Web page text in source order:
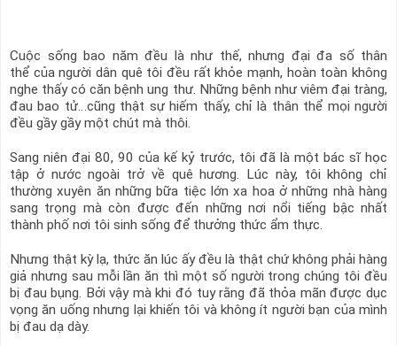
Cuộc sống bao năm đều là như thế, nhưng đại đa số thân
thể của người dân quê tôi đều rất khỏe mạnh, hoàn toàn không
nghe thấy có căn bệnh ung thư. Những bệnh như viêm đại tràng,
đau bao tử…cũng thật sự hiếm thấy, chỉ là thân thể mọi người
đều gầy gầy một chút mà thôi.
Sang niên đại 80, 90 của kế kỷ trước, tôi đã là một bác sĩ học
tập ở nước ngoài trở về quê hương. Lúc này, tôi không chỉ
thường xuyên ăn những bữa tiệc lớn xa hoa ở những nhà hàng
sang trọng mà còn được đến những nơi nổi tiếng bậc nhất
thành phố nơi tôi sinh sống để thưởng thức ẩm thực.
Nhưng thật kỳ lạ, thức ăn lúc ấy đều là thật chứ không phải hàng
giả nhưng sau mỗi lần ăn thì một số người trong chúng tôi đều
bị đau bụng. Bởi vậy mà khi đó tuy rằng đã thỏa mãn được dục
vọng ăn uống nhưng lại khiến tôi và không ít người bạn của mình
bị đau dạ dày.